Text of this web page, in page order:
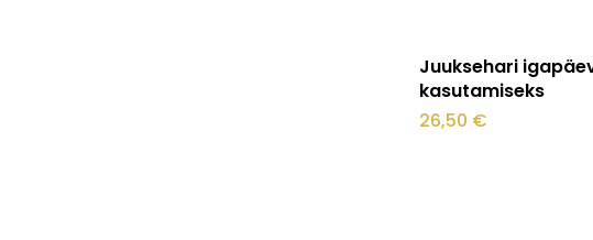
Lisa
Juuksehari
kasutamiseks
26,50 €